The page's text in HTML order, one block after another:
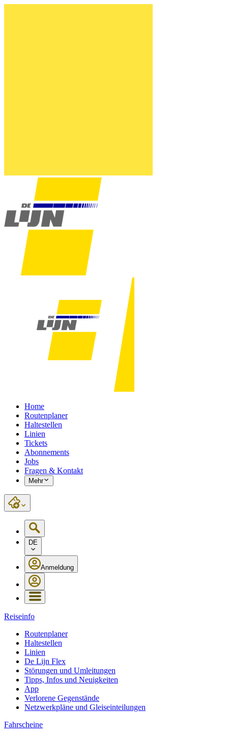
Home
Routenplaner
Haltestellen
Linien
Tickets
Abonnements
Jobs
Fragen & Kontakt
Mehr
DE
Anmeldung
Reiseinfo
Routenplaner
Haltestellen
Linien
De Lijn Flex
Störungen und Umleitungen
Tipps, Infos und Neuigkeiten
App
Verlorene Gegenstände
Netzwerkpläne und Gleiseinteilungen
Fahrscheine